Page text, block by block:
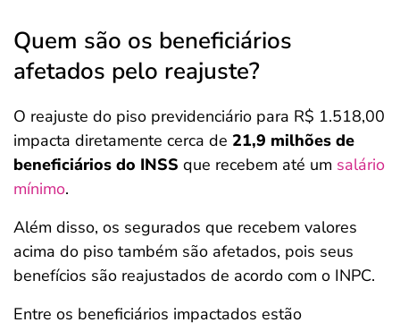
Quem são os beneficiários
afetados pelo reajuste?
O reajuste do piso previdenciário para R$ 1.518,00
impacta diretamente cerca de 21,9 milhões de
beneficiários do INSS que recebem até um salário
mínimo.
Além disso, os segurados que recebem valores
acima do piso também são afetados, pois seus
benefícios são reajustados de acordo com o INPC.
Entre os beneficiários impactados estão